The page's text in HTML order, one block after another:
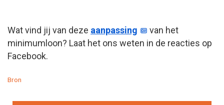
Wat vind jij van deze aanpassing
van het
minimumloon? Laat het ons weten in de reacties op
Facebook.
Bron